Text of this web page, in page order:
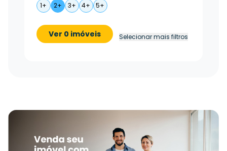
1+ 2+ 3+ 4+ 5+
Ver 0 imóveis Selecionar mais filtros